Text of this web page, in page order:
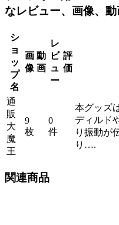
なレビュー、画像、
シ
ョ
ッ
プ
名
画
像
動
画
レ
ビ
ュ
ー
評
価
通
販
大
魔
王
9
枚
0
件
本グッズ
ディルド
り振動が
り….
関連商品